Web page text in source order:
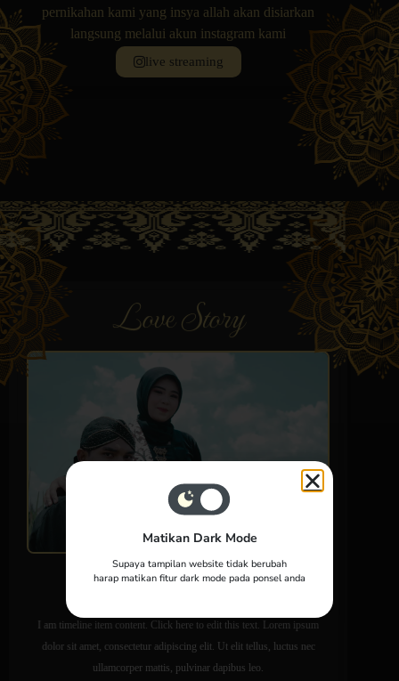
pernikahan kami yang insya allah akan disiarkan
langsung melalui akun instagram kami
live streaming
Love Story
Awal Bertemu
I am timeline item content. Click here to edit this text. Lorem ipsum
dolor sit amet, consectetur adipiscing elit. Ut elit tellus, luctus nec
ullamcorper mattis, pulvinar dapibus leo.
Matikan Dark Mode
Supaya tampilan website tidak berubah
harap matikan fitur dark mode pada ponsel anda